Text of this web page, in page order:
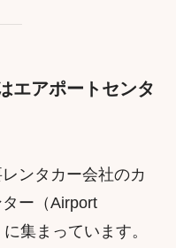
エアポートセンタ
ンタカー会社のカ
ー（Airport
集まっています。